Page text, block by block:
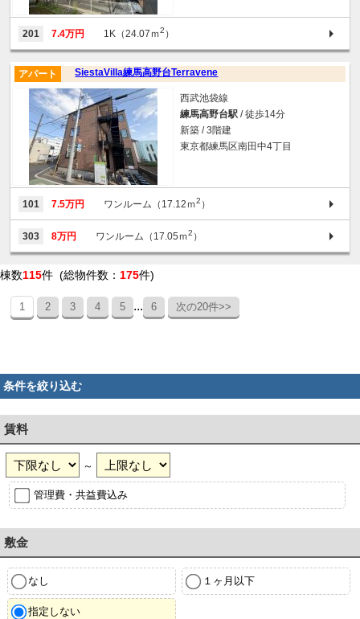
201 7.4万円 1K（24.07ｍ2 ）
SiestaVilla練馬高野台Terravene
アパート
西武池袋線
練馬高野台駅 / 徒歩14分
新築 / 3階建
東京都練馬区南田中4丁目
101 7.5万円 ワンルーム（17.12ｍ2 ）
303 8万円 ワンルーム（17.05ｍ2 ）
棟数115件 (総物件数： 175件)
1 2 3 4 5 ... 6 次の20件>>
条件を絞り込む
賃料
～
管理費・共益費込み
敷金
なし １ヶ月以下
指定しない